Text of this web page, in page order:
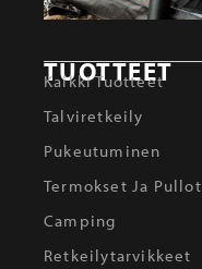
TUOTTEET
Kaikki Tuotteet
Talviretkeily
Pukeutuminen
Termokset Ja Pullot
Camping
Retkeilytarvikkeet